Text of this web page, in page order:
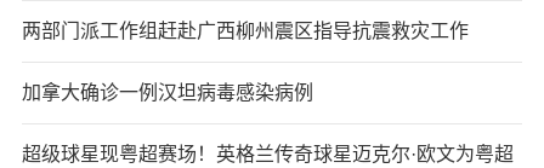
两部门派工作组赶赴广西柳州震区指导抗震救灾工作
加拿大确诊一例汉坦病毒感染病例
超级球星现粤超赛场！英格兰传奇球星迈克尔·欧文为粤超